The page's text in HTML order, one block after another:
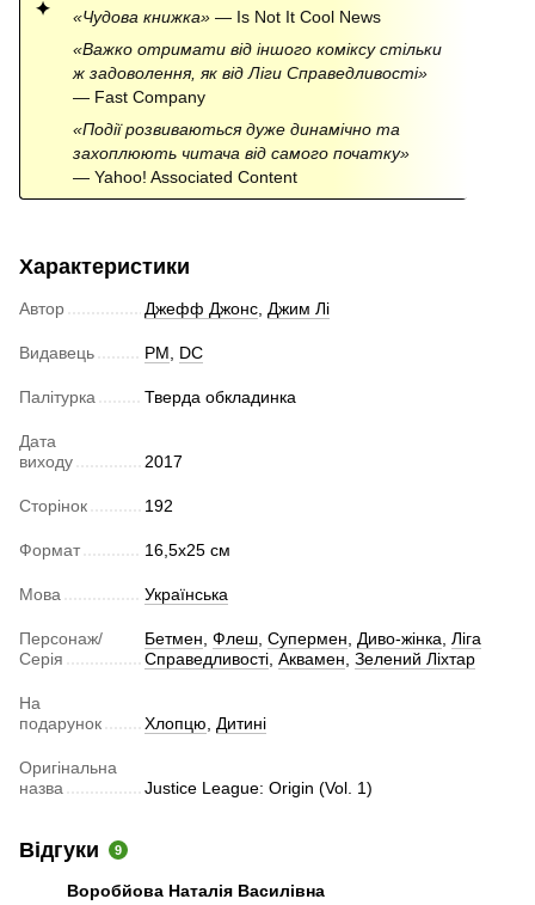
«Чудова книжка» — Is Not It Cool News
«Важко отримати від іншого коміксу стільки
ж задоволення, як від Ліги Справедливості»
— Fast Company
«Події розвиваються дуже динамічно та
захоплюють читача від самого початку»
— Yahoo! Associated Content
Характеристики
Автор Джефф Джонс, Джим Лі
Видавець РМ, DC
Палітурка Тверда обкладинка
Дата
виходу
2017
Сторінок 192
Формат 16,5х25 см
Мова Українська
Персонаж/
Серія
Бетмен, Флеш, Супермен, Диво-жінка, Ліга
Справедливості, Аквамен, Зелений Ліхтар
На
подарунок
Хлопцю, Дитині
Оригінальна
назва
Justice League: Origin (Vol. 1)
Відгуки 9
Воробйова Наталія Василівна